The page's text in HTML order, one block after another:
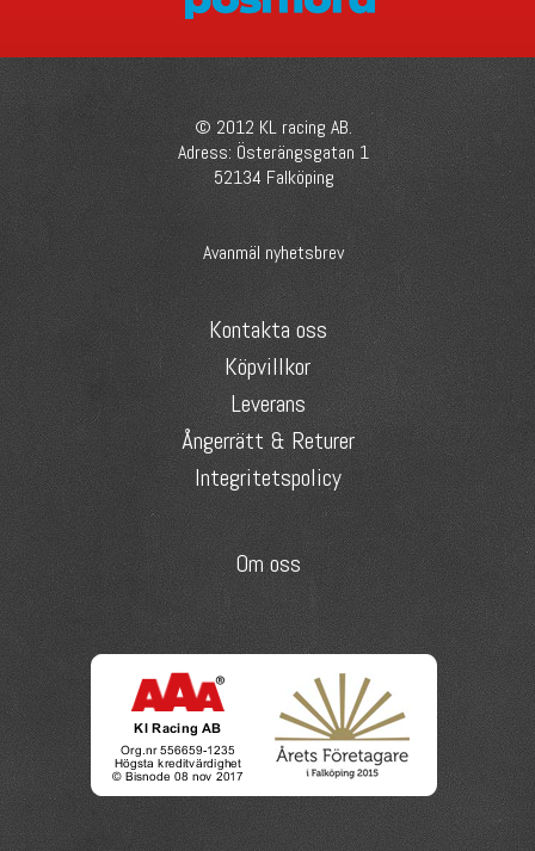
© 2012 KL racing AB.
Adress: Österängsgatan 1
52134 Falköping
Avanmäl nyhetsbrev
Kontakta oss
Köpvillkor
Leverans
Ångerrätt & Returer
Integritetspolicy
Om oss